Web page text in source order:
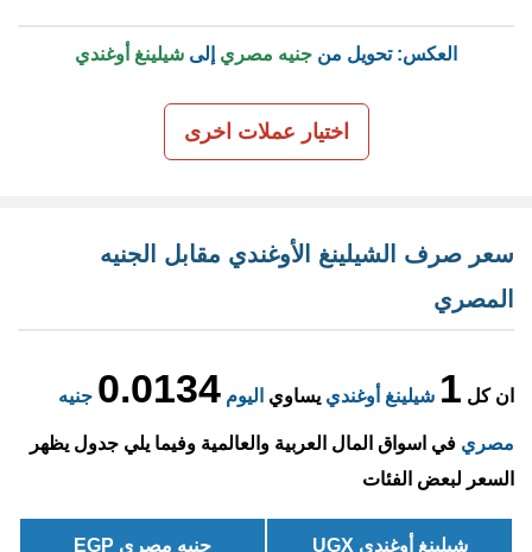
العكس: تحويل من جنيه مصري إلى شيلينغ أوغندي
اختيار عملات اخرى
سعر صرف الشيلينغ الأوغندي مقابل الجنيه
المصري
ان كل 1 شيلينغ أوغندي يساوي اليوم 0.0134 جنيه
مصري في اسواق المال العربية والعالمية وفيما يلي جدول يظهر
السعر لبعض الفئات
شيلينغ أوغندي UGX جنيه مصري EGP